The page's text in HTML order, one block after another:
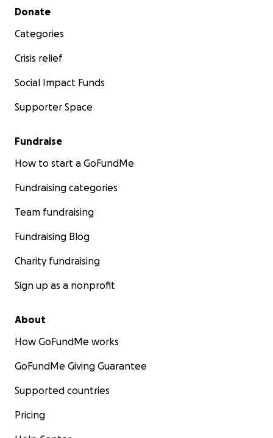
Secondary menu
Donate
Categories
Crisis relief
Social Impact Funds
Supporter Space
Fundraise
How to start a GoFundMe
Fundraising categories
Team fundraising
Fundraising Blog
Charity fundraising
Sign up as a nonprofit
About
How GoFundMe works
GoFundMe Giving Guarantee
Supported countries
Pricing